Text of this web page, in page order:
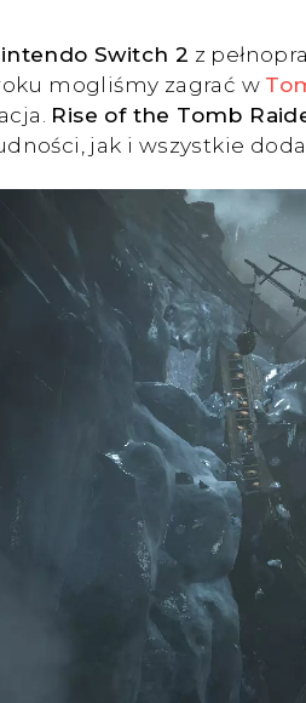
Switch 2 z
mogliśmy zagrać w
Rise of the Tomb
jak i wszystkie